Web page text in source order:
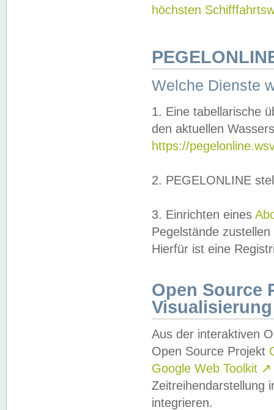
höchsten
Welche Dienste
1. Eine tabellarische
den aktuellen
https://
2. PEGELONLINE
3. Einrichten eines
Pegelstände
Hierfür ist eine
Open Source
Visualisierung
Aus der interaktiven
Open Source Projekt
Google Web Toolkit ↗
Zeitreihendarstellung
integrieren.